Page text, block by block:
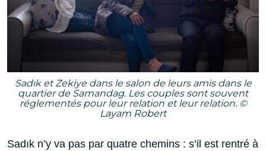
Sadık et Zekiye dans le salon de leurs amis dans le
quartier de Samandag. Les couples sont souvent
réglementés pour leur relation et leur relation. ©
Layam Robert
Sadık n’y va pas par quatre chemins : s’il est rentré à